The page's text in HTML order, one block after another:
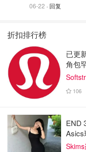
06-22 · 回复
折扣排行榜
已更
角包
106
END
Asics